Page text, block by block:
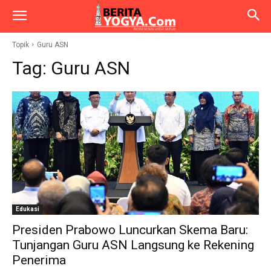
Topik Guru ASN
Tag: Guru ASN
Edukasi
Presiden Prabowo Luncurkan Skema Baru:
Tunjangan Guru ASN Langsung ke Rekening
Penerima